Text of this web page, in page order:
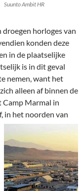
Suunto Ambit HR
horloges van
konden deze
in de plaatselijke
is in dit geval
nemen, want het
alleen af binnen de
Camp Marmal in
in het noorden van